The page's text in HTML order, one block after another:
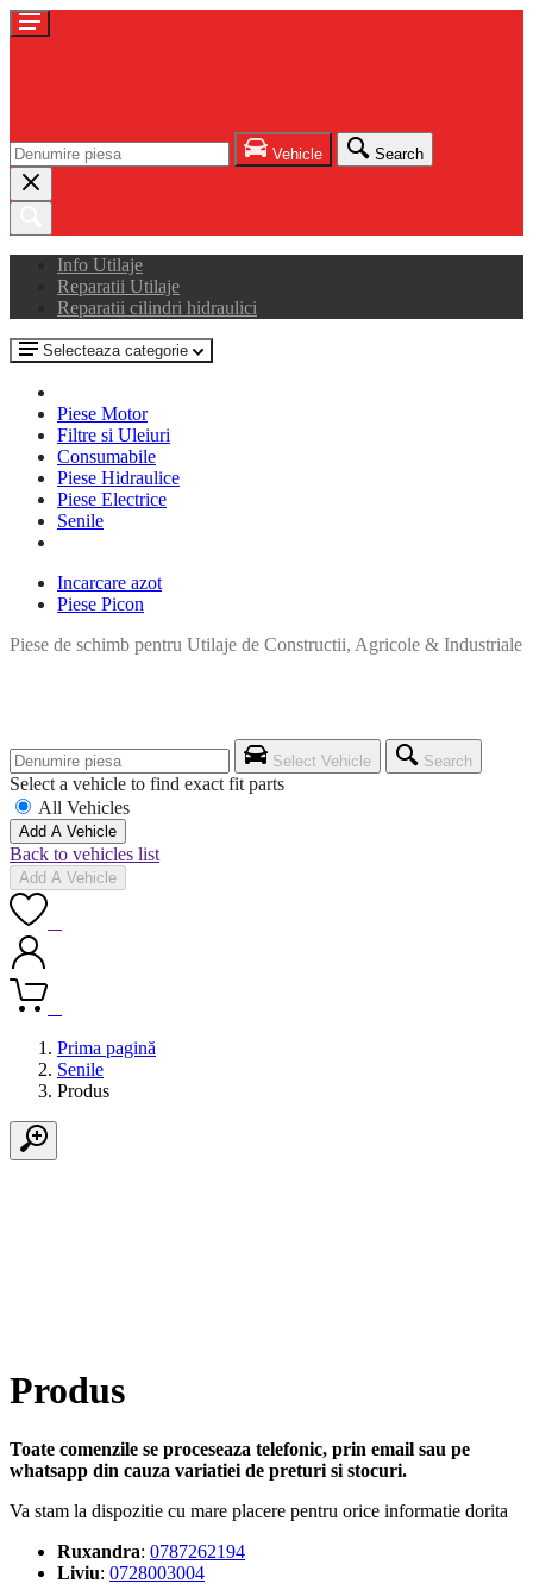
Vehicle Search
Info Utilaje
Reparatii Utilaje
Reparatii cilindri hidraulici
Selecteaza categorie
Piese Motor
Filtre si Uleiuri
Consumabile
Piese Hidraulice
Piese Electrice
Senile
Incarcare azot
Piese Picon
Piese de schimb pentru Utilaje de Constructii, Agricole & Industriale
Select Vehicle Search
Select a vehicle to find exact fit parts
All Vehicles
Add A Vehicle
Back to vehicles list
Add A Vehicle
Prima pagină
Senile
Produs
Produs
Toate comenzile se proceseaza telefonic, prin email sau pe
whatsapp din cauza variatiei de preturi si stocuri.
Va stam la dispozitie cu mare placere pentru orice informatie dorita
Ruxandra: 0787262194
Liviu: 0728003004